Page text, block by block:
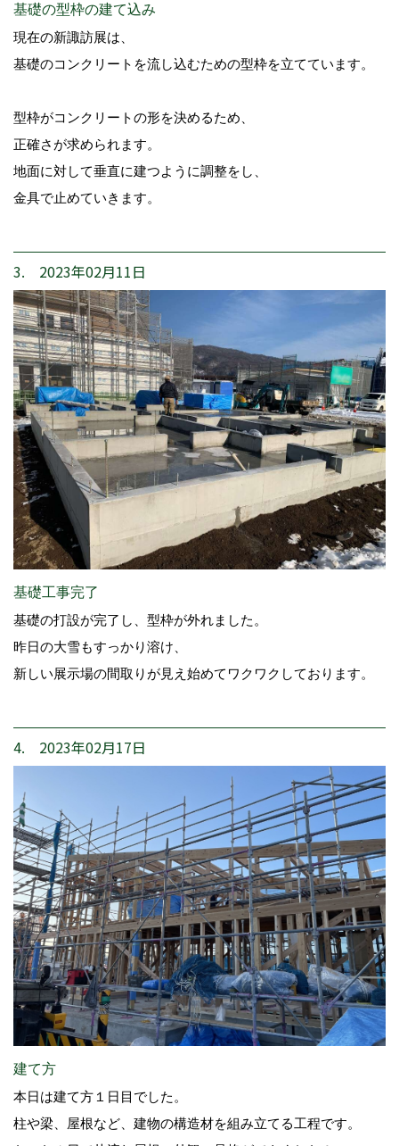
基礎の型枠の建て込み
現在の新諏訪展は、
基礎のコンクリートを流し込むための型枠を立てています。
型枠がコンクリートの形を決めるため、
正確さが求められます。
地面に対して垂直に建つように調整をし、
金具で止めていきます。
3. 2023年02月11日
基礎工事完了
基礎の打設が完了し、型枠が外れました。
昨日の大雪もすっかり溶け、
新しい展示場の間取りが見え始めてワクワクしております。
4. 2023年02月17日
建て方
本日は建て方１日目でした。
柱や梁、屋根など、建物の構造材を組み立てる工程です。